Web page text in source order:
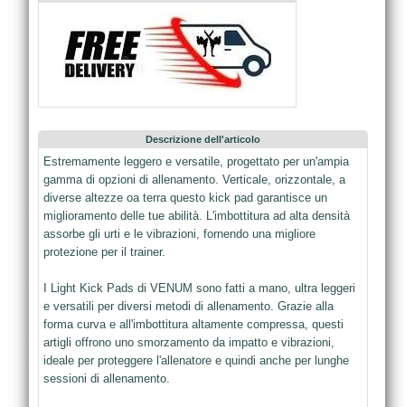
Descrizione dell'articolo
Estremamente leggero e versatile, progettato per un'ampia
gamma di opzioni di allenamento. Verticale, orizzontale, a
diverse altezze oa terra questo kick pad garantisce un
miglioramento delle tue abilità. L'imbottitura ad alta densità
assorbe gli urti e le vibrazioni, fornendo una migliore
protezione per il trainer.
I Light Kick Pads di VENUM sono fatti a mano, ultra leggeri
e versatili per diversi metodi di allenamento. Grazie alla
forma curva e all'imbottitura altamente compressa, questi
artigli offrono uno smorzamento da impatto e vibrazioni,
ideale per proteggere l'allenatore e quindi anche per lunghe
sessioni di allenamento.